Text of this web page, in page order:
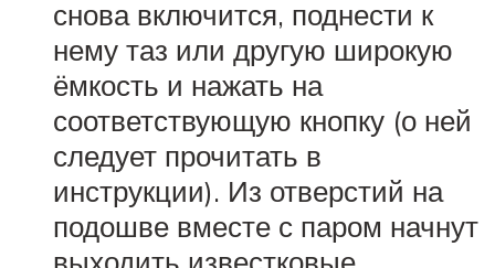
снова включится, поднести к
нему таз или другую широкую
ёмкость и нажать на
соответствующую кнопку (о ней
следует прочитать в
инструкции). Из отверстий на
подошве вместе с паром начнут